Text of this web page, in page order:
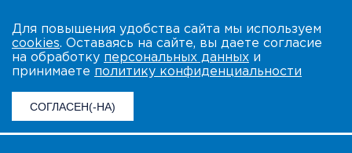
Для повышения удобства сайта мы используем
cookies. Оставаясь на сайте, вы даете согласие
на обработку персональных данных и
принимаете политику конфиденциальности
СОГЛАСЕН(-НА)